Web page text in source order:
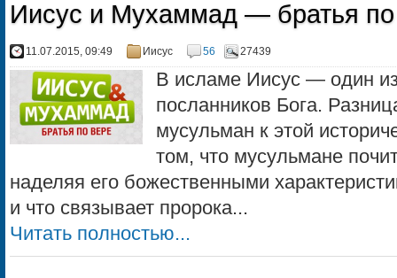
Иисус и Мухаммад — братья по
11.07.2015, 09:49 Иисус 56 27439
В исламе Иисус — один
посланников Бога.
мусульман к этой
том, что мусульмане
наделяя его божественными
и что связывает пророка...
Читать полностью...